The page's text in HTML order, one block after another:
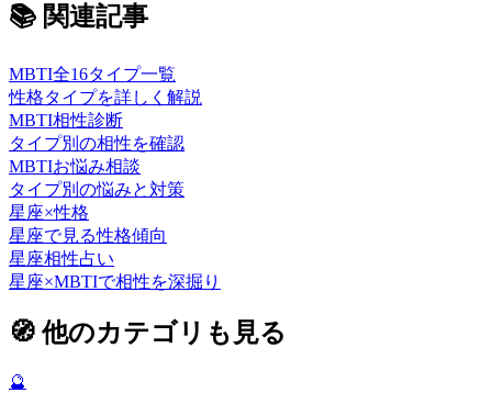
📚 関連記事
MBTI全16タイプ一覧
性格タイプを詳しく解説
MBTI相性診断
タイプ別の相性を確認
MBTIお悩み相談
タイプ別の悩みと対策
星座×性格
星座で見る性格傾向
星座相性占い
星座×MBTIで相性を深掘り
🧭他のカテゴリも見る
🔮